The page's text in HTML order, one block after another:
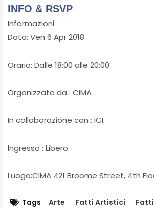
INFO & RSVP
Informazioni
Data: Ven 6 Apr 2018
Orario: Dalle 18:00 alle 20:00
Organizzato da : CIMA
In collaborazione con : ICI
Ingresso : Libero
Luogo:CIMA 421 Broome Street, 4th
Tags Arte Fatti Artistici